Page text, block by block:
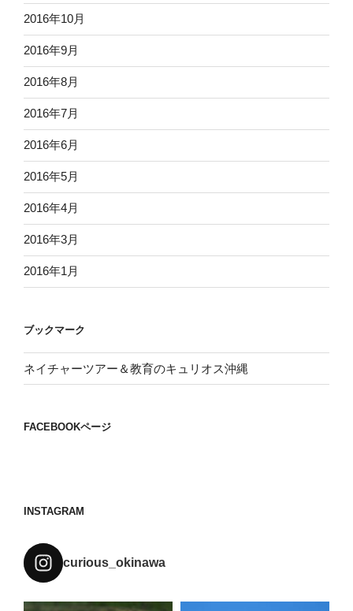
2016年10月
2016年9月
2016年8月
2016年7月
2016年6月
2016年5月
2016年4月
2016年3月
2016年1月
ブックマーク
ネイチャーツアー＆教育のキュリオス沖縄
FACEBOOKページ
INSTAGRAM
curious_okinawa